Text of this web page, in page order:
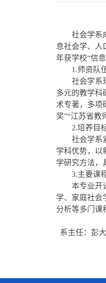
社会学系
息社会学、人
年获学校“信
1.师资队
社会学系
多元的教学科
术专著，多项
奖”“江苏省教
2.培养目
社会学系
学科优势，以
学研究方法，
3.主要课
本专业开
学、家庭社会
分析等多门课
系主任：彭